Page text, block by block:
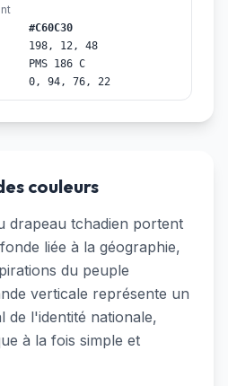
#C60C30
198, 12, 48
PMS 186 C
0, 94, 76, 22
couleurs
drapeau tchadien portent
liée à la géographie,
du peuple
verticale représente un
de l'identité nationale,
à la fois simple et